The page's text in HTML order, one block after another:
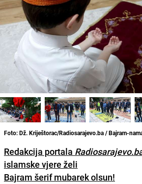
Foto: Dž. Kriještorac/Radiosarajevo.ba / Bajram-
Redakcija portala
islamske vjere želi
Bajram šerif mubarek olsun!